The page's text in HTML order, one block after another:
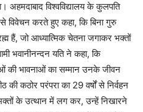
अहमदाबाद विश्वविद्यालय के कुलपति
विवेचन करते हुए कहा, कि बिना गुरु
हैं, जो आध्यात्मिक चेतना जगाकर भक्तों
भवानीनन्दन यति ने कहा, कि
की भावनाओं का सम्मान उनके जीवन
की कठोर परंपरा का 29 वर्षों से निर्वहन
के उत्थान में लग कर, उन्हें निखारने